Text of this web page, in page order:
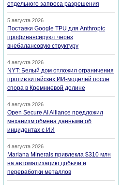
отдельного запроса разрешения
5 августа 2026
Поставки Google TPU для Anthropic
профинансируют через
внебалансовую структуру
4 августа 2026
NYT: Белый дом отложил ограничения
против китайских ИИ-моделей после
спора в Кремниевой долине
4 августа 2026
Open Secure AI Alliance предложил
механизм обмена данными об
инцидентах с ИИ
4 августа 2026
Mariana Minerals привлекла $310 млн
на автоматизацию добычи и
переработки металлов